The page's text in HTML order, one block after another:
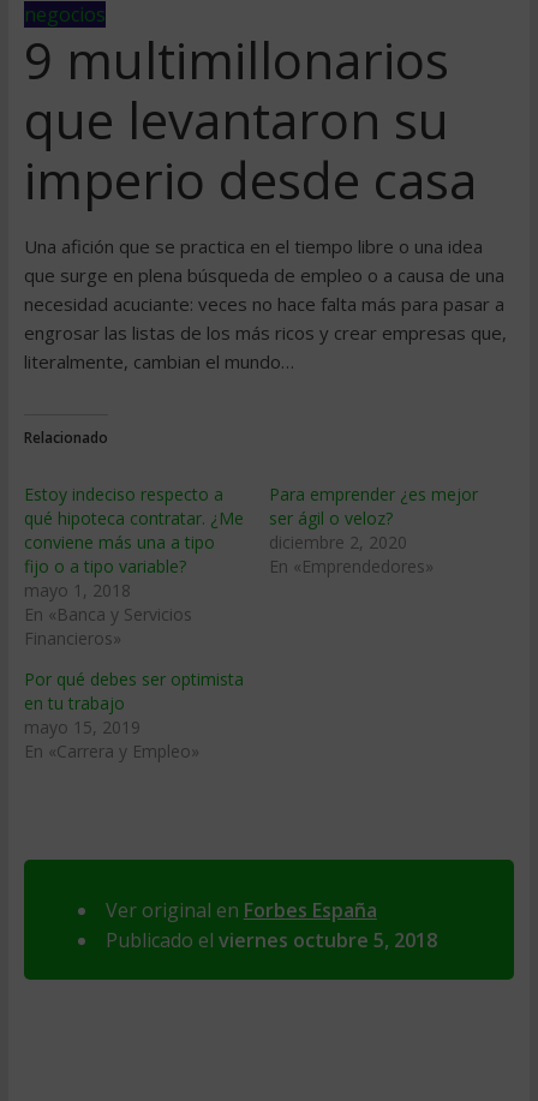
negocios
9 multimillonarios
que levantaron su
imperio desde casa
Una afición que se practica en el tiempo libre o una idea
que surge en plena búsqueda de empleo o a causa de una
necesidad acuciante: veces no hace falta más para pasar a
engrosar las listas de los más ricos y crear empresas que,
literalmente, cambian el mundo…
Relacionado
Estoy indeciso respecto a
qué hipoteca contratar. ¿Me
conviene más una a tipo
fijo o a tipo variable?
mayo 1, 2018
En «Banca y Servicios
Financieros»
Para emprender ¿es mejor
ser ágil o veloz?
diciembre 2, 2020
En «Emprendedores»
Por qué debes ser optimista
en tu trabajo
mayo 15, 2019
En «Carrera y Empleo»
Ver original en Forbes España
Publicado el viernes octubre 5, 2018